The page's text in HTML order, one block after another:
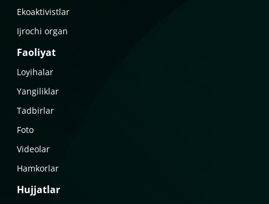
Ekoaktivistlar
Ijrochi organ
Faoliyat
Loyihalar
Yangiliklar
Tadbirlar
Foto
Videolar
Hamkorlar
Hujjatlar